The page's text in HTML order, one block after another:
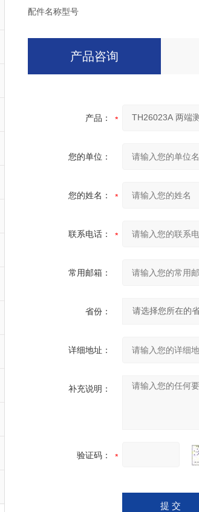
配件名称型号
产品咨询
产品：
您的单位：
您的姓名：
联系电话：
常用邮箱：
省份：
详细地址：
补充说明：
验证码：